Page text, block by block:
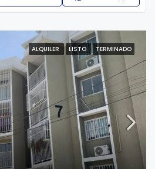
ALQUILER LISTO TERMINADO